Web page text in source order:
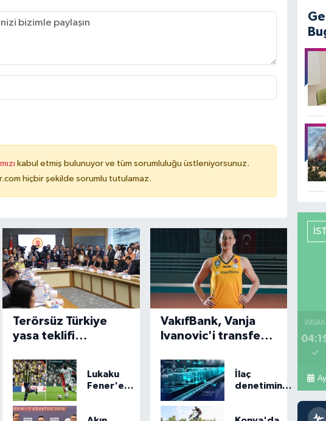
kabul etmiş bulunuyor ve tüm sorumluluğu üstleniyorsunuz.
hiçbir şekilde sorumlu tutulamaz.
Terörsüz Türkiye
yasa teklifi
Lukaku
Fener'e
VakıfBank, Vanja
Ivanovic'i transfer
İlaç
denetiminde
İMSAK